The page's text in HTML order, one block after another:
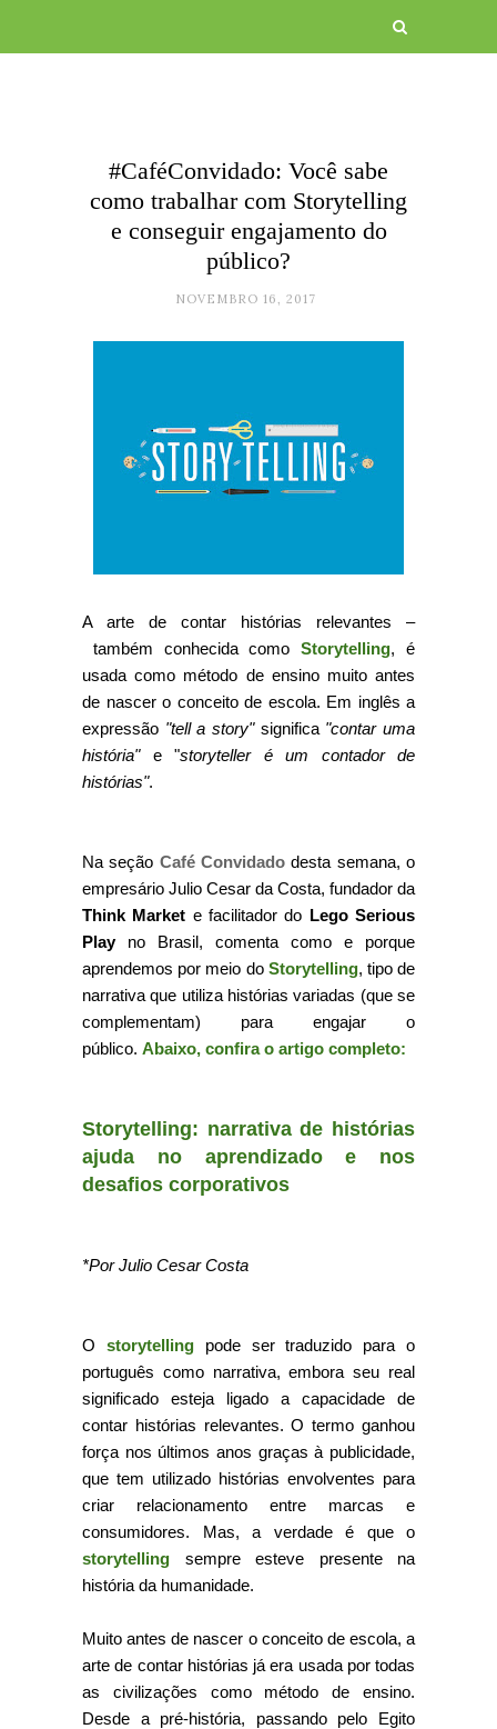
#CaféConvidado: Você sabe
como trabalhar com Storytelling
e conseguir engajamento do
público?
NOVEMBRO 16, 2017
A arte de contar histórias relevantes –
também conhecida comoStorytelling,é
usada como método de ensino muito antes
de nascer o conceito de escola. Em inglês a
expressão "tell a story" significa "contar uma
história"e "storyteller é um contador de
histórias".
Na seção Café Convidado desta semana, o
empresário Julio Cesar da Costa, fundador da
Think Market e facilitador do Lego Serious
Playno Brasil, comenta como e porque
aprendemos por meio do Storytelling, tipo de
narrativa que utiliza histórias variadas (que se
complementam) para engajar o
público. Abaixo, confira o artigo completo:
Storytelling: narrativa de histórias
ajuda no aprendizado e nos
desafios corporativos
*Por Julio Cesar Costa
O storytellingpode ser traduzido para o
português como narrativa, embora seu real
significado esteja ligado a capacidade de
contar histórias relevantes. O termo ganhou
força nos últimos anos graças à publicidade,
que tem utilizado histórias envolventes para
criar relacionamento entre marcas e
consumidores. Mas, a verdade é que o
storytelling sempre esteve presente na
história da humanidade.
Muito antes de nascer o conceito de escola, a
arte de contar histórias já era usada por todas
as civilizações como método de ensino.
Desde a pré-história, passando pelo Egito